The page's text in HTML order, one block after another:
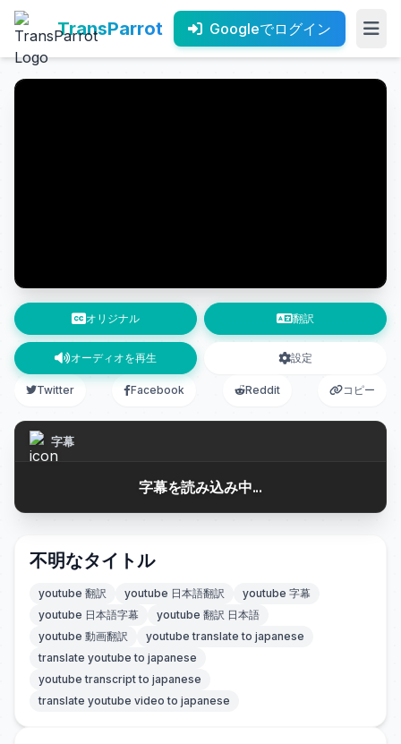
TransParrot Googleでログイン
オリジナル 翻訳
オーディオを再生 設定
Twitter Facebook Reddit コピー
字幕
字幕を読み込み中...
不明なタイトル
youtube 翻訳 youtube 日本語翻訳
youtube 字幕
youtube 日本語字幕
youtube 翻訳 日本語
youtube 動画翻訳
youtube translate to japanese
translate youtube to japanese
youtube transcript to japanese
translate youtube video to japanese